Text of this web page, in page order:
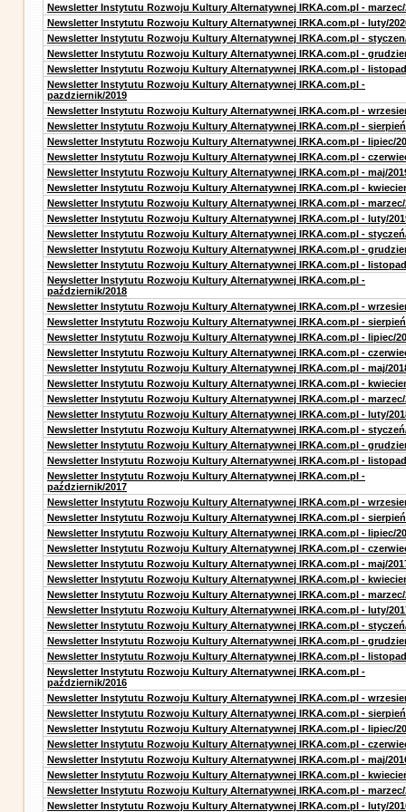
Newsletter Instytutu Rozwoju Kultury Alternatywnej IRKA.com.pl - marzec/
Newsletter Instytutu Rozwoju Kultury Alternatywnej IRKA.com.pl - luty/
Newsletter Instytutu Rozwoju Kultury Alternatywnej IRKA.com.pl -
Newsletter Instytutu Rozwoju Kultury Alternatywnej IRKA.com.pl -
Newsletter Instytutu Rozwoju Kultury Alternatywnej IRKA.com.pl -
Newsletter Instytutu Rozwoju Kultury Alternatywnej IRKA.com.pl -
pazdziernik/2019
Newsletter Instytutu Rozwoju Kultury Alternatywnej IRKA.com.pl -
Newsletter Instytutu Rozwoju Kultury Alternatywnej IRKA.com.pl -
Newsletter Instytutu Rozwoju Kultury Alternatywnej IRKA.com.pl - lipiec/
Newsletter Instytutu Rozwoju Kultury Alternatywnej IRKA.com.pl -
Newsletter Instytutu Rozwoju Kultury Alternatywnej IRKA.com.pl - maj/
Newsletter Instytutu Rozwoju Kultury Alternatywnej IRKA.com.pl -
Newsletter Instytutu Rozwoju Kultury Alternatywnej IRKA.com.pl - marzec/
Newsletter Instytutu Rozwoju Kultury Alternatywnej IRKA.com.pl - luty/
Newsletter Instytutu Rozwoju Kultury Alternatywnej IRKA.com.pl -
Newsletter Instytutu Rozwoju Kultury Alternatywnej IRKA.com.pl -
Newsletter Instytutu Rozwoju Kultury Alternatywnej IRKA.com.pl -
Newsletter Instytutu Rozwoju Kultury Alternatywnej IRKA.com.pl -
październik/2018
Newsletter Instytutu Rozwoju Kultury Alternatywnej IRKA.com.pl -
Newsletter Instytutu Rozwoju Kultury Alternatywnej IRKA.com.pl -
Newsletter Instytutu Rozwoju Kultury Alternatywnej IRKA.com.pl - lipiec/
Newsletter Instytutu Rozwoju Kultury Alternatywnej IRKA.com.pl -
Newsletter Instytutu Rozwoju Kultury Alternatywnej IRKA.com.pl - maj/
Newsletter Instytutu Rozwoju Kultury Alternatywnej IRKA.com.pl -
Newsletter Instytutu Rozwoju Kultury Alternatywnej IRKA.com.pl - marzec/
Newsletter Instytutu Rozwoju Kultury Alternatywnej IRKA.com.pl - luty/
Newsletter Instytutu Rozwoju Kultury Alternatywnej IRKA.com.pl -
Newsletter Instytutu Rozwoju Kultury Alternatywnej IRKA.com.pl -
Newsletter Instytutu Rozwoju Kultury Alternatywnej IRKA.com.pl -
Newsletter Instytutu Rozwoju Kultury Alternatywnej IRKA.com.pl -
październik/2017
Newsletter Instytutu Rozwoju Kultury Alternatywnej IRKA.com.pl -
Newsletter Instytutu Rozwoju Kultury Alternatywnej IRKA.com.pl -
Newsletter Instytutu Rozwoju Kultury Alternatywnej IRKA.com.pl - lipiec/
Newsletter Instytutu Rozwoju Kultury Alternatywnej IRKA.com.pl -
Newsletter Instytutu Rozwoju Kultury Alternatywnej IRKA.com.pl - maj/
Newsletter Instytutu Rozwoju Kultury Alternatywnej IRKA.com.pl -
Newsletter Instytutu Rozwoju Kultury Alternatywnej IRKA.com.pl - marzec/
Newsletter Instytutu Rozwoju Kultury Alternatywnej IRKA.com.pl - luty/
Newsletter Instytutu Rozwoju Kultury Alternatywnej IRKA.com.pl -
Newsletter Instytutu Rozwoju Kultury Alternatywnej IRKA.com.pl -
Newsletter Instytutu Rozwoju Kultury Alternatywnej IRKA.com.pl -
Newsletter Instytutu Rozwoju Kultury Alternatywnej IRKA.com.pl -
październik/2016
Newsletter Instytutu Rozwoju Kultury Alternatywnej IRKA.com.pl -
Newsletter Instytutu Rozwoju Kultury Alternatywnej IRKA.com.pl -
Newsletter Instytutu Rozwoju Kultury Alternatywnej IRKA.com.pl - lipiec/
Newsletter Instytutu Rozwoju Kultury Alternatywnej IRKA.com.pl -
Newsletter Instytutu Rozwoju Kultury Alternatywnej IRKA.com.pl - maj/
Newsletter Instytutu Rozwoju Kultury Alternatywnej IRKA.com.pl -
Newsletter Instytutu Rozwoju Kultury Alternatywnej IRKA.com.pl - marzec/
Newsletter Instytutu Rozwoju Kultury Alternatywnej IRKA.com.pl - luty/